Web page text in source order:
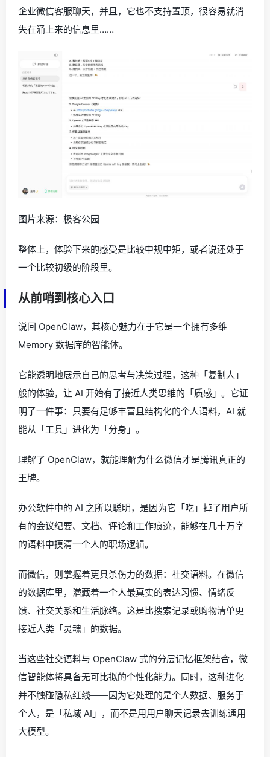
企业微信客服聊天，并且，它也不支持置顶，很容易就消
失在涌上来的信息里……
图片来源：极客公园
整体上，体验下来的感受是比较中规中矩，或者说还处于
一个比较初级的阶段里。
从前哨到核心入口
说回 OpenClaw，其核心魅力在于它是一个拥有多维
Memory 数据库的智能体。
它能透明地展示自己的思考与决策过程，这种「复制人」
般的体验，让 AI 开始有了接近人类思维的「质感」。它证
明了一件事：只要有足够丰富且结构化的个人语料，AI 就
能从「工具」进化为「分身」。
理解了 OpenClaw，就能理解为什么微信才是腾讯真正的
王牌。
办公软件中的 AI 之所以聪明，是因为它「吃」掉了用户所
有的会议纪要、文档、评论和工作痕迹，能够在几十万字
的语料中摸清一个人的职场逻辑。
而微信，则掌握着更具杀伤力的数据：社交语料。在微信
的数据库里，潜藏着一个人最真实的表达习惯、情绪反
馈、社交关系和生活脉络。这是比搜索记录或购物清单更
接近人类「灵魂」的数据。
当这些社交语料与 OpenClaw 式的分层记忆框架结合，微
信智能体将具备无可比拟的个性化能力。同时，这种进化
并不触碰隐私红线——因为它处理的是个人数据、服务于
个人，是「私域 AI」，而不是用用户聊天记录去训练通用
大模型。